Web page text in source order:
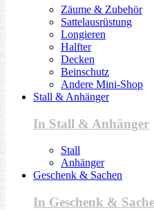
Zäume & Zubehör
Sattelausrüstung
Longieren
Halfter
Decken
Beinschutz
Andere Mini-Shop
Stall & Anhänger
In Stall & Anhänger
Stall
Anhänger
Geschenk & Sachen
In Geschenk &